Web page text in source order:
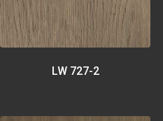
LW 727-2